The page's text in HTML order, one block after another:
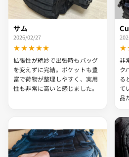
サム
2026/02/27
★★★★★
拡張性が絶妙で出張時もバッグ
を変えずに完結。ポケットも豊
富で荷物が整理しやすく、実用
性も非常に高いと感じました。
非
ク
る
て
品